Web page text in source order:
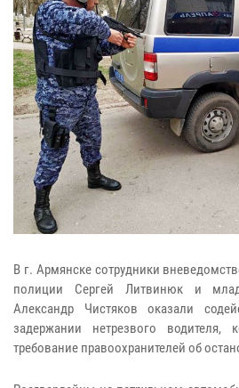
В г. Армянске сотрудники
полиции Сергей Литвинюк и
Александр Чистяков оказали
задержании нетрезвого водителя,
требование правоохранителей об